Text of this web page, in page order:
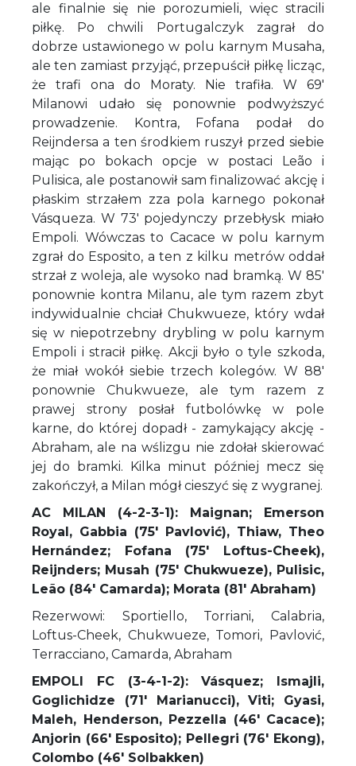
ale finalnie się nie porozumieli, więc stracili
piłkę. Po chwili Portugalczyk zagrał do
dobrze ustawionego w polu karnym Musaha,
ale ten zamiast przyjąć, przepuścił piłkę licząc,
że trafi ona do Moraty. Nie trafiła. W 69'
Milanowi udało się ponownie podwyższyć
prowadzenie. Kontra, Fofana podał do
Reijndersa a ten środkiem ruszył przed siebie
mając po bokach opcje w postaci Leão i
Pulisica, ale postanowił sam finalizować akcję i
płaskim strzałem zza pola karnego pokonał
Vásqueza. W 73' pojedynczy przebłysk miało
Empoli. Wówczas to Cacace w polu karnym
zgrał do Esposito, a ten z kilku metrów oddał
strzał z woleja, ale wysoko nad bramką. W 85'
ponownie kontra Milanu, ale tym razem zbyt
indywidualnie chciał Chukwueze, który wdał
się w niepotrzebny drybling w polu karnym
Empoli i stracił piłkę. Akcji było o tyle szkoda,
że miał wokół siebie trzech kolegów. W 88'
ponownie Chukwueze, ale tym razem z
prawej strony posłał futbolówkę w pole
karne, do której dopadł - zamykający akcję -
Abraham, ale na wślizgu nie zdołał skierować
jej do bramki. Kilka minut później mecz się
zakończył, a Milan mógł cieszyć się z wygranej.
AC MILAN (4-2-3-1): Maignan; Emerson
Royal, Gabbia (75' Pavlović), Thiaw, Theo
Hernández; Fofana (75' Loftus-Cheek),
Reijnders; Musah (75' Chukwueze), Pulisic,
Leão (84' Camarda); Morata (81' Abraham)
Rezerwowi: Sportiello, Torriani, Calabria,
Loftus-Cheek, Chukwueze, Tomori, Pavlović,
Terracciano, Camarda, Abraham
EMPOLI FC (3-4-1-2):Vásquez; Ismajli,
Goglichidze (71' Marianucci), Viti; Gyasi,
Maleh, Henderson, Pezzella (46' Cacace);
Anjorin (66' Esposito); Pellegri (76' Ekong),
Colombo (46' Solbakken)